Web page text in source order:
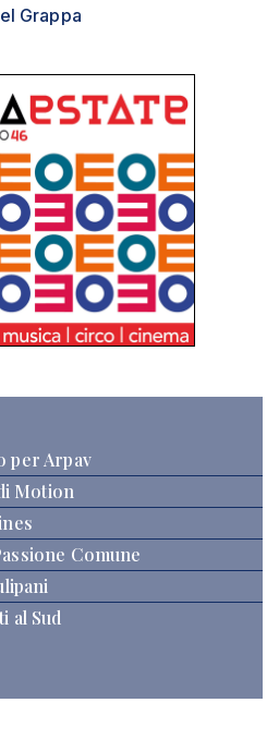
Grappa
per Arpav
Motion
Comune
al Sud